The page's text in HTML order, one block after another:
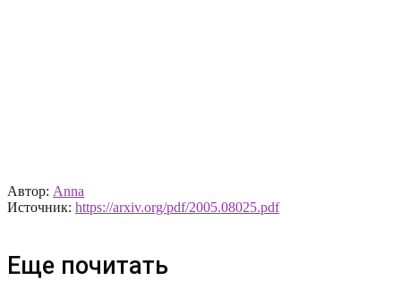
Автор: Anna
Источник: https://arxiv.org/pdf/2005.08025.pdf
Еще почитать